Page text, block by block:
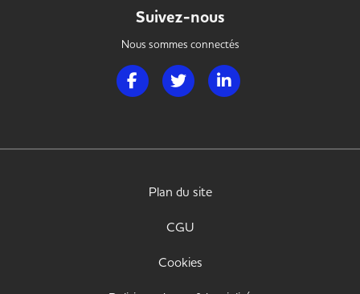
Suivez-nous
Nous sommes connectés
Page Facebook de Handi Hotellerie
Page Twitter de Handi Hotellerie
Plan du site
CGU
Cookies